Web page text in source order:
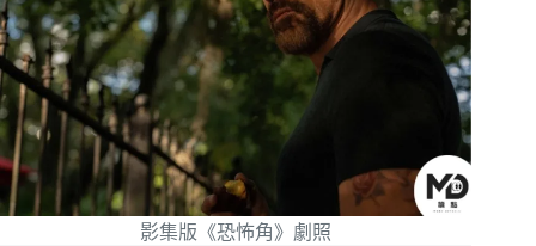
影集版《恐怖角》劇照